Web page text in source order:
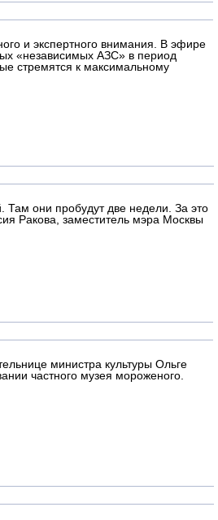
и экспертного внимания. В эфире
«независимых АЗС» в период
стремятся к максимальному
Там они пробудут две недели. За это
Ракова, заместитель мэра Москвы
министра культуры Ольге
частного музея мороженого.